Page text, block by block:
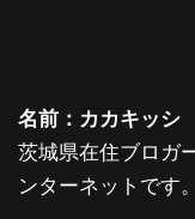
名前：カカキッシ
茨城県在住ブロガ
ンターネットです。